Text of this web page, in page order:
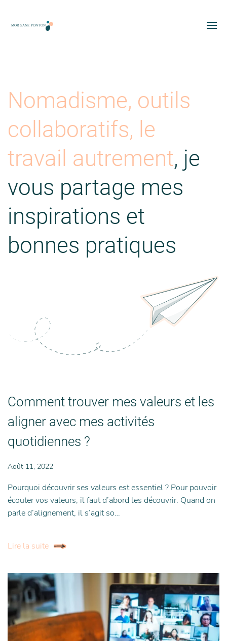
Nomadisme, outils
collaboratifs, le
travail autrement, je
vous partage mes
inspirations et
bonnes pratiques
Comment trouver mes valeurs et les
aligner avec mes activités
quotidiennes ?
Août 11, 2022
Pourquoi découvrir ses valeurs est essentiel ? Pour pouvoir
écouter vos valeurs, il faut d’abord les découvrir. Quand on
parle d’alignement, il s’agit so…
Lire la suite